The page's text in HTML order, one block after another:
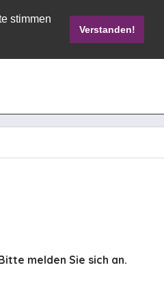
stimmen
Verstanden!
0,00 € *
melden Sie sich an.